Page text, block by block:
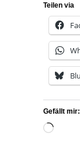
Teilen via
Gefällt mir:
Wird